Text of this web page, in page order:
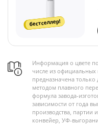
бестселлер!
Информация о цвете
числе из официальных
предназначена
методом плавного
формула завода-
зависимости от года
производства, партии
конвейер, УФ-